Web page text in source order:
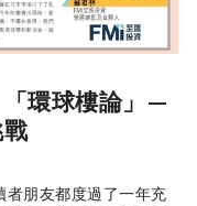
環球樓論」—
者朋友都度過了一年充